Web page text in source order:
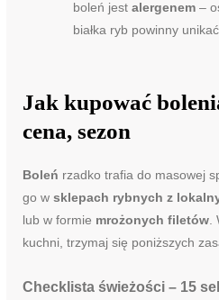
boleń jestalergenem –
białka ryb powinny
Jak kupować
cena, sezon
Boleń rzadko trafia do masowej
go w sklepach rybnych z
lub w formie mrożonych filetów.
kuchni, trzymaj się poniższych
Checklista świeżości – 15